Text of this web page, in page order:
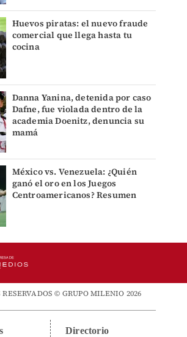
Huevos piratas: el nuevo fraude
comercial que llega hasta tu
cocina
Danna Yanina, detenida por caso
Dafne, fue violada dentro de la
academia Doenitz, denuncia su
mamá
México vs. Venezuela: ¿Quién
ganó el oro en los Juegos
Centroamericanos? Resumen
RESERVADOS © GRUPO MILENIO 2026
Directorio